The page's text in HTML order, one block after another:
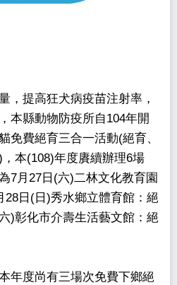
，提高狂犬病疫苗注射率，
本縣動物防疫所自104年開
免費絕育三合一活動(絕育、
本(108)年度賡續辦理6場
7月27日(六)二林文化教育園
28日(日)秀水鄉立體育館：絕
)彰化市介壽生活藝文館：絕
年度尚有三場次免費下鄉絕